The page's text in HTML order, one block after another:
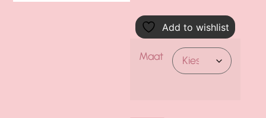
Add to wishlist
Maat